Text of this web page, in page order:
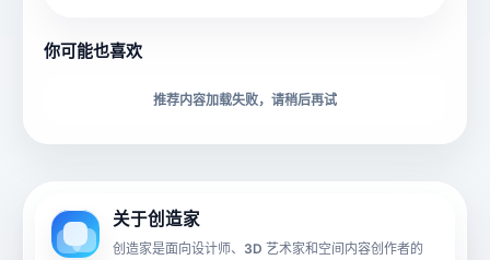
材质贴图
你可能也喜欢
推荐内容加载失败，请稍后再试
关于创造家
创造家是面向设计师、3D 艺术家和空间内容创作者的